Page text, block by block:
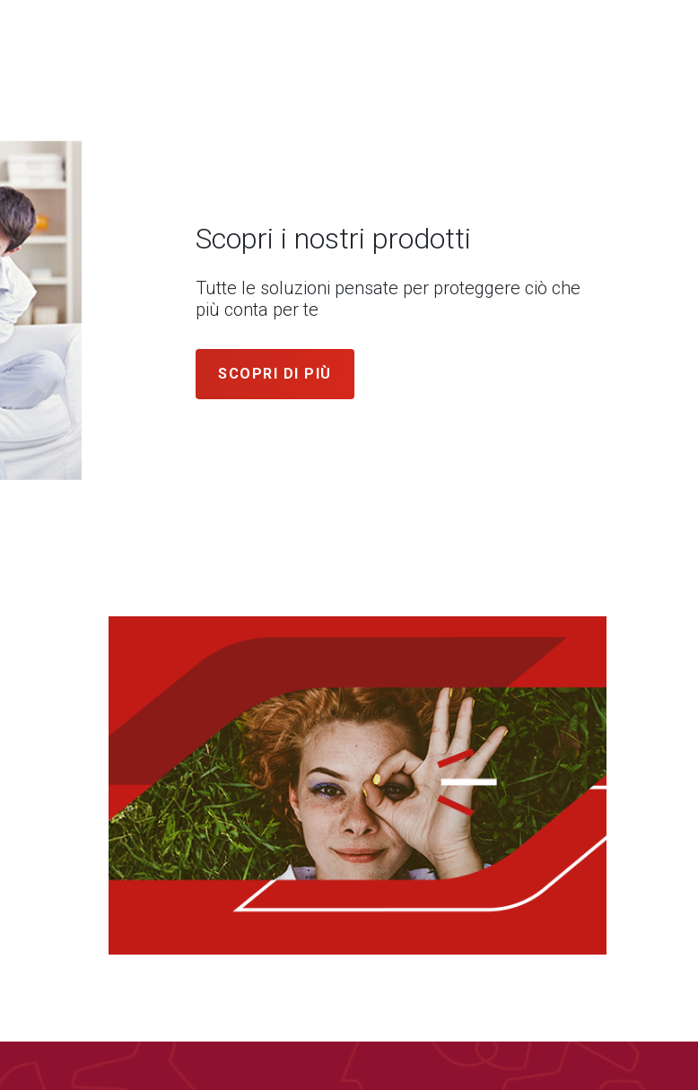
Scopri i nostri prodotti
Tutte le soluzioni pensate per proteggere ciò che
più conta per te
SCOPRI DI PIÙ